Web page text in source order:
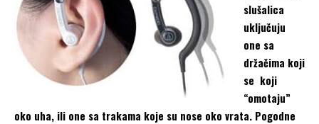
slušalica
uključuju
one sa
držačima koji
se koji
“omotaju”
oko uha, ili one sa trakama koje su nose oko vrata. Pogodne